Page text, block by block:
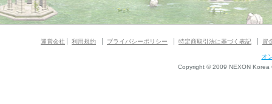
運営会社 利用規約 プライバシーポリシー 特定商取引法に基づく表記 資
オ
Copyright © 2009 NEXON Korea